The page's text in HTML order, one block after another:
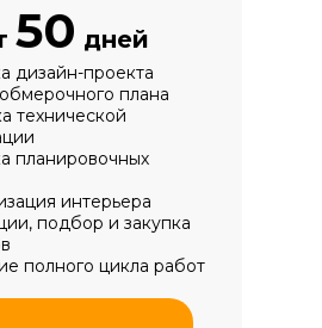
50 дней
дизайн-проекта
плана
технической
планировочных
интерьера
подбор и закупка
полного цикла работ